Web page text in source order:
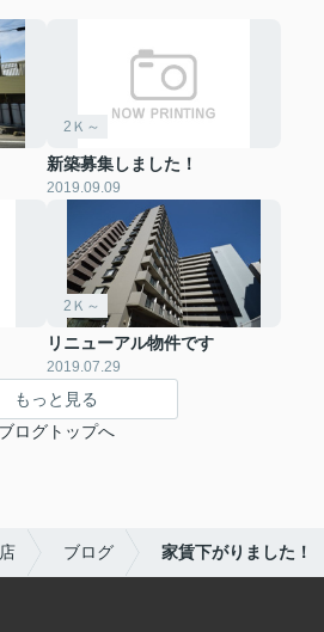
2Ｋ～
新築募集しました！
2019.09.09
2Ｋ～
リニューアル物件です
2019.07.29
もっと見る
ブログトップへ
ブログ 家賃下がりました！